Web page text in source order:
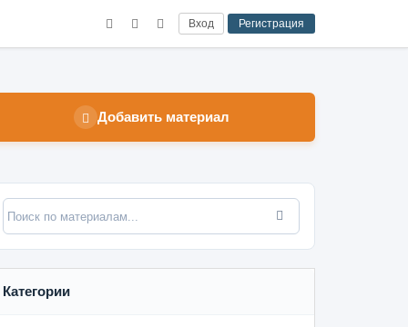
Вход Регистрация
Добавить материал
Категории